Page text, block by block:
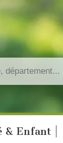
& Enfant